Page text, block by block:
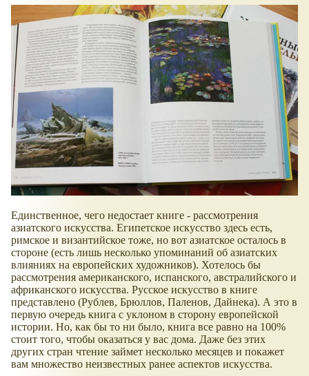
Единственное, чего недостает книге - рассмотрения
азиатского искусства. Египетское искусство здесь есть,
римское и византийское тоже, но вот азиатское осталось в
стороне (есть лишь несколько упоминаний об азиатских
влияниях на европейских художников). Хотелось бы
рассмотрения американского, испанского, австралийского и
африканского искусства. Русское искусство в книге
представлено (Рублев, Брюллов, Паленов, Дайнека). А это в
первую очередь книга с уклоном в сторону европейской
истории. Но, как бы то ни было, книга все равно на 100%
стоит того, чтобы оказаться у вас дома. Даже без этих
других стран чтение займет несколько месяцев и покажет
вам множество неизвестных ранее аспектов искусства.